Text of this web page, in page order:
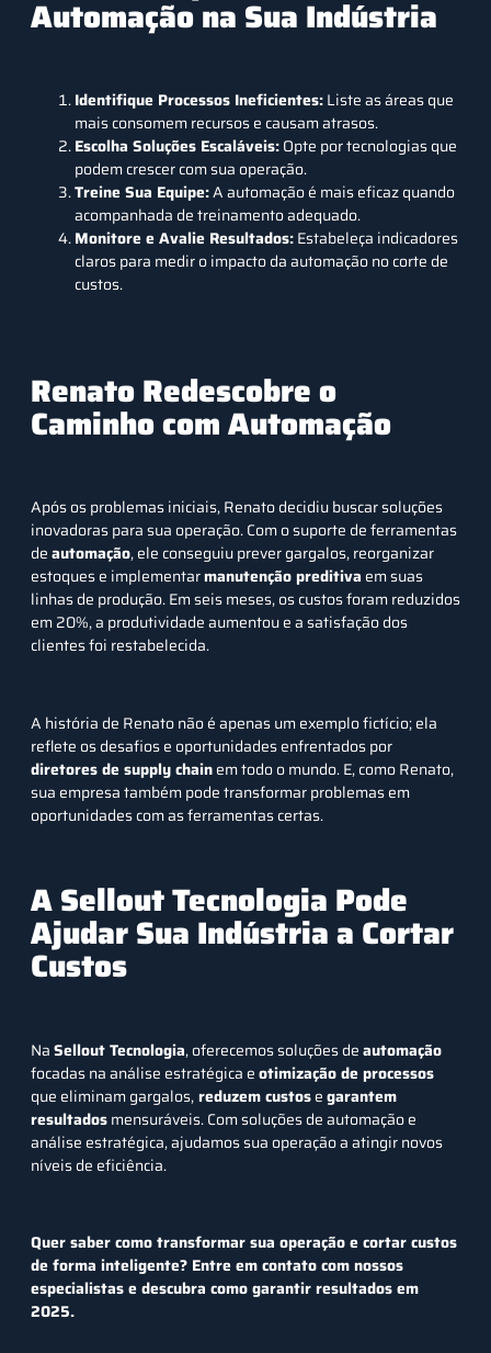
Automação na Sua Indústria
Identifique Processos Ineficientes:Liste as áreas que
mais consomem recursos e causam atrasos.
Escolha Soluções Escaláveis:Opte por tecnologias que
podem crescer com sua operação.
Treine Sua Equipe:A automação é mais eficaz quando
acompanhada de treinamento adequado.
Monitore e Avalie Resultados:Estabeleça indicadores
claros para medir o impacto da automação no corte de
custos.
Renato Redescobre o
Caminho com Automação
Após os problemas iniciais, Renato decidiu buscar soluções
inovadoras para sua operação. Com o suporte de ferramentas
deautomação, ele conseguiu prever gargalos, reorganizar
estoques e implementarmanutenção preditiva em suas
linhas de produção. Em seis meses, os custos foram reduzidos
em 20%, a produtividade aumentou e a satisfação dos
clientes foi restabelecida.
A história de Renato não é apenas um exemplo fictício; ela
reflete os desafios e oportunidades enfrentados por
diretores de supply chainem todo o mundo. E, como Renato,
sua empresa também pode transformar problemas em
oportunidades com as ferramentas certas.
A Sellout Tecnologia Pode
Ajudar Sua Indústria a Cortar
Custos
NaSellout Tecnologia, oferecemos soluções deautomação
focadas na análise estratégica eotimização de processos
que eliminam gargalos,reduzem custosegarantem
resultadosmensuráveis. Com soluções de automação e
análise estratégica, ajudamos sua operação a atingir novos
níveis de eficiência.
Quer saber como transformar sua operação e cortar custos
de forma inteligente? Entre em contato com nossos
especialistase descubra como garantir resultados em
2025.